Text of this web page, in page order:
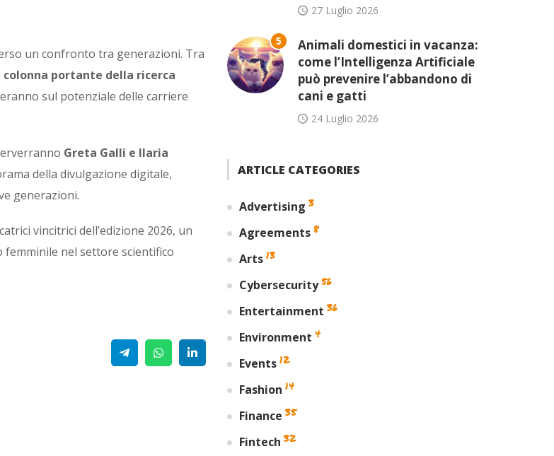
un confronto tra generazioni. Tra
portante della ricerca
sul potenziale delle carriere
Greta Galli e Ilaria
della divulgazione digitale,
generazioni.
vincitrici dell’edizione 2026, un
femminile nel settore scientifico
TelegramWhatsApp
27 Luglio 2026
5
Animali domestici in vacanza:
come l’Intelligenza Artificiale
può prevenire l’abbandono di
cani e gatti
24 Luglio 2026
ARTICLE CATEGORIES
Advertising 3
Agreements 8
Arts 13
Cybersecurity 56
Entertainment 36
Environment 4
Events 12
Fashion 14
Finance 35
Fintech 32